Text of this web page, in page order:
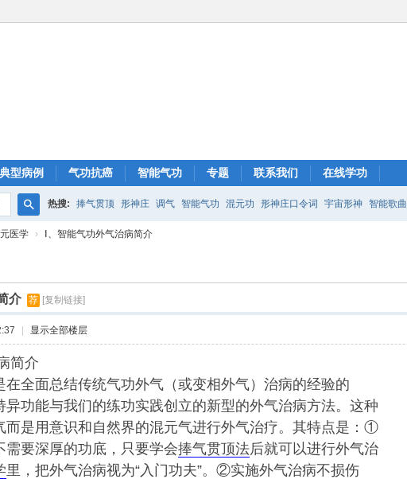
典型病例 气功抗癌 智能气功 专题 联系我们 在线学功
搜
热搜: 捧气贯顶 形神庄 调气 智能气功 混元功 形神庄口令词 宇宙形神 智能歌曲
形神 站桩 形神庄45分钟
医学 › Ⅰ、智能气功外气治病简介
介 荐 [复制链接]
显示全部楼层
简介
在全面总结传统气功外气（或变相外气）治病的经验的
异功能与我们的练功实践创立的新型的外气治病方法。这种
而是用意识和自然界的混元气进行外气治疗。其特点是：①
需要深厚的功底，只要学会捧气贯顶法后就可以进行外气治
里，把外气治病视为“入门功夫”。②实施外气治病不损伤